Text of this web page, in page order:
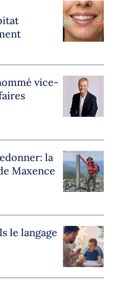
vice-
la
Maxence
le langage